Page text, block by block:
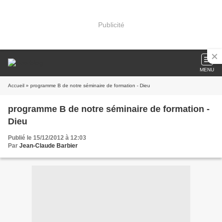
Publicité
MENU
Accueil » programme B de notre séminaire de formation - Dieu
programme B de notre séminaire de formation -
Dieu
Publié le 15/12/2012 à 12:03
Par Jean-Claude Barbier